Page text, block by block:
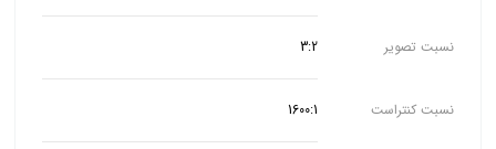
نسبت تصویر 3:2
نسبت کنتراست 1600:1